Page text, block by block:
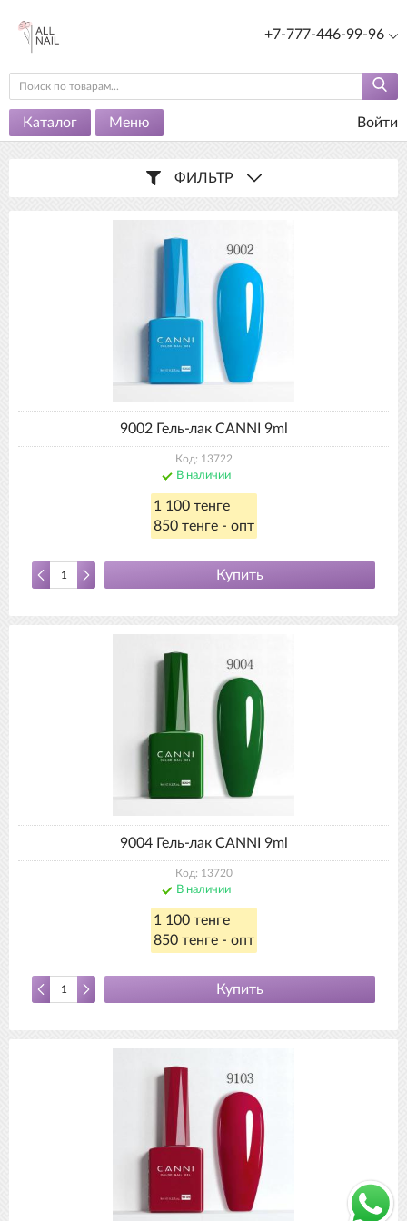
+7-777-446-99-96
Каталог Меню Войти
ФИЛЬТР
9002 Гель-лак CANNI 9ml
Код: 13722
В наличии
1 100 тенге
850 тенге - опт
Купить
9004 Гель-лак CANNI 9ml
Код: 13720
В наличии
1 100 тенге
850 тенге - опт
Купить